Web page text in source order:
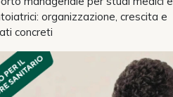
organizzazione, crescita e
concreti